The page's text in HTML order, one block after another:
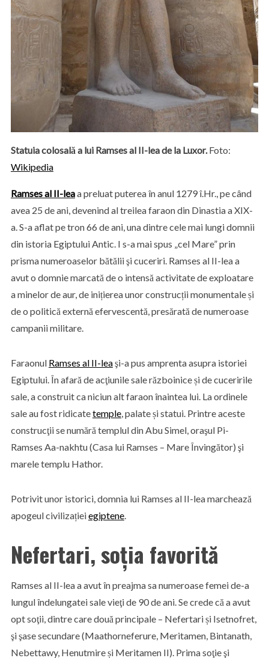
Statuia colosală a lui Ramses al II-lea de la Luxor.Foto:
Wikipedia
Ramses al II-leaa preluat puterea în anul 1279 î.Hr., pe când
avea 25 de ani, devenind al treilea faraon din Dinastia a XIX-
a. S-a aflat pe tron 66 de ani, una dintre cele mai lungi domnii
din istoria Egiptului Antic. I s-a mai spus „cel Mare” prin
prisma numeroaselor bătălii şi cuceriri. Ramses al II-lea a
avut o domnie marcată de o intensă activitate de exploatare
a minelor de aur, de inițierea unor construcții monumentale și
de o politică externă efervescentă, presărată de numeroase
campanii militare.
Faraonul Ramses al II-leaşi-a pus amprenta asupra istoriei
Egiptului. În afară de acţiunile sale războinice și de cuceririle
sale, a construit ca niciun alt faraon înaintea lui. La ordinele
sale au fost ridicatetemple, palate și statui. Printre aceste
construcţii se numără templul din Abu Simel, oraşul Pi-
Ramses Aa-nakhtu (Casa lui Ramses – Mare Învingător) şi
marele templu Hathor.
Potrivit unor istorici, domnia lui Ramses al II-lea marchează
apogeul civilizațieiegiptene.
Nefertari, soţia favorită
Ramses al II-lea a avut în preajma sa numeroase femei de-a
lungul îndelungatei sale vieţi de 90 de ani. Se crede că a avut
opt soţii, dintre care două principale – Nefertari și Isetnofret,
şi şase secundare (Maathorneferure, Meritamen, Bintanath,
Nebettawy, Henutmire și Meritamen II). Prima soţie şi